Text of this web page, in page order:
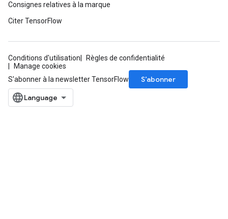
Consignes relatives à la marque
Citer TensorFlow
Conditions d'utilisation
Règles de confidentialité
Manage cookies
S'abonner à la newsletter TensorFlow
S’abonner